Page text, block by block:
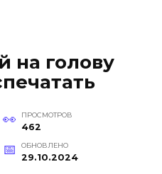
на голову
ПРОСМОТРОВ
462
ОБНОВЛЕНО
29.10.2024